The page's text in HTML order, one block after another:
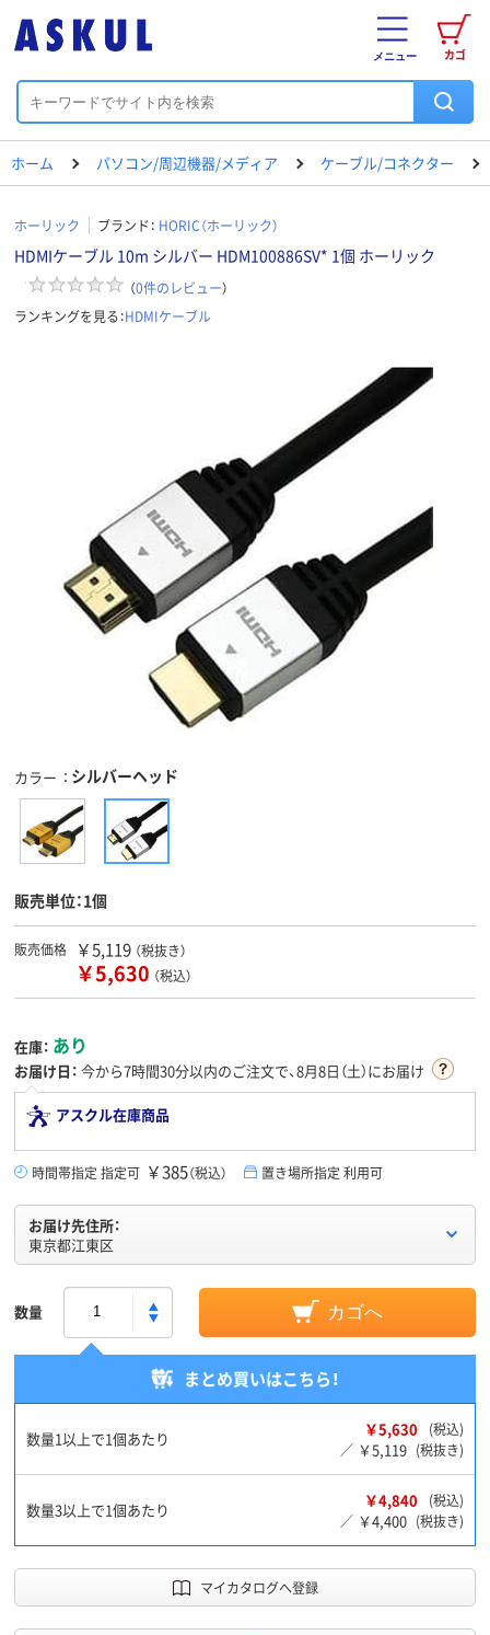
カゴ
メニュー
ホーム パソコン/周辺機器/メディア ケーブル/コネクター
ホーリック ブランド： HORIC（ホーリック）
HDMIケーブル 10m シルバー HDM100886SV* 1個 ホーリック
（0件のレビュー）
ランキングを見る：HDMIケーブル
カラー シルバーヘッド
販売単位：1個
販売価格 ￥5,119 （税抜き）
￥5,630 （税込）
在庫： あり
お届け日： 今から7時間30分以内のご注文で、8月8日（土）にお届け
アスクル在庫商品
時間帯指定 指定可 ￥385（税込） 置き場所指定 利用可
お届け先住所：
東京都江東区
数量 カゴへ
まとめ買いはこちら！
数量1以上で1個あたり ￥5,630
(税込)
／ ￥5,119 (税抜き)
数量3以上で1個あたり ￥4,840
(税込)
／ ￥4,400 (税抜き)
マイカタログへ登録